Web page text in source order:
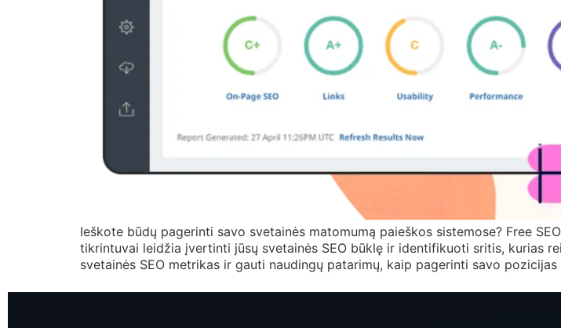
Ieškote būdų pagerinti savo svetainės matomumą paieškos sistemose? Free
tikrintuvai leidžia įvertinti jūsų svetainės SEO būklę ir identifikuoti sritis, kurias
svetainės SEO metrikas ir gauti naudingų patarimų, kaip pagerinti savo